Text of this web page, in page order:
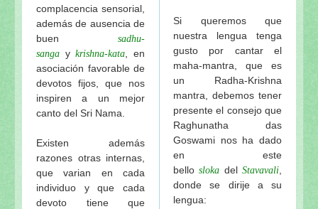
complacencia sensorial,
además de ausencia de
buen sadhu-
sanga y krishna-kata , en
asociación favorable de
devotos fijos, que nos
inspiren a un mejor
canto del Sri Nama.
Existen además
razones otras internas,
que varian en cada
individuo y que cada
devoto tiene que
Si queremos que
nuestra lengua tenga
gusto por cantar el
maha-mantra, que es
un Radha-Krishna
mantra, debemos tener
presente el consejo que
Raghunatha das
Goswami nos ha dado
en este
bello sloka del Stavavali
donde se dirije a su
lengua: